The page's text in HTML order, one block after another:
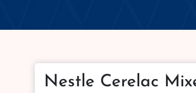
Nestle Cerelac